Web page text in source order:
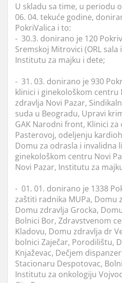
U skladu sa time, u periodu
06. 04. tekuće godine,
PokriValica i to:
- 30.3. donirano je 120
Sremskoj Mitrovici (ORL
Institutu za majku i dete;
- 31. 03. donirano je 930
klinici i ginekološkom centru
zdravlja Novi Pazar,
suda u Beogradu, Upravi
GAK Narodni front, Klinici za
Pasterovoj, odeljenju
Domu za odrasla i invalidna
ginekološkom centru Novi
Novi Pazar, Institutu za
- 01. 01. donirano je 1338
zaštiti radnika MUPa, Domu
Domu zdravlja Grocka,
Bolnici Bor, Zdravstvenom
Kladovu, Domu zdravlja dr
bolnici Zaječar, Porodilištu,
Knjaževac, Dečjem
Stacionaru Despotovac,
Institutu za onkologiju